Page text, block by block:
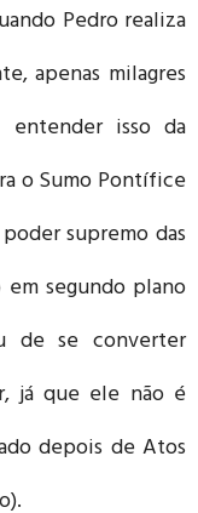
Pedro realiza
apenas milagres
isso da
o Sumo Pontífice
supremo das
segundo plano
de se converter
já que ele não é
depois de Atos